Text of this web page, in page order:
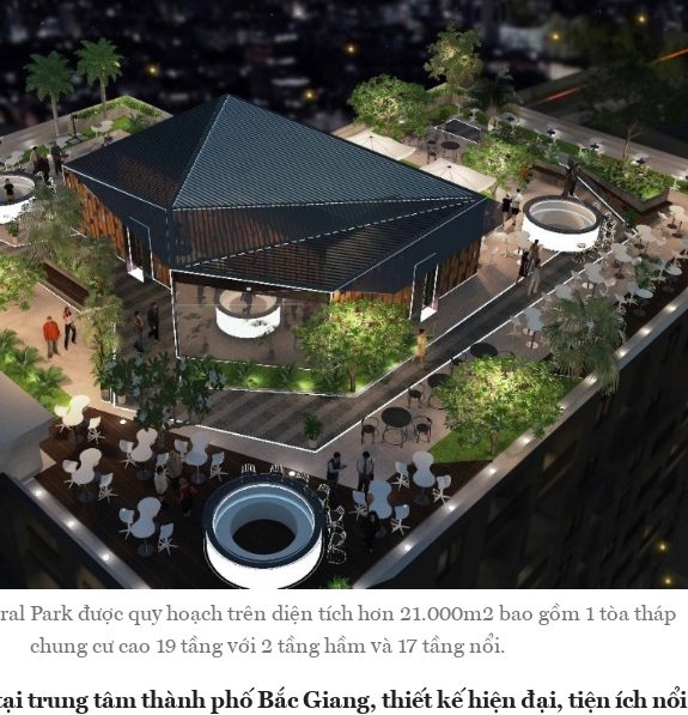
Park được quy hoạch trên diện tích hơn 21.000m2 bao gồm 1 tòa tháp
chung cư cao 19 tầng với 2 tầng hầm và 17 tầng nổi.
trung tâm thành phố Bắc Giang, thiết kế hiện đại, tiện ích nổi